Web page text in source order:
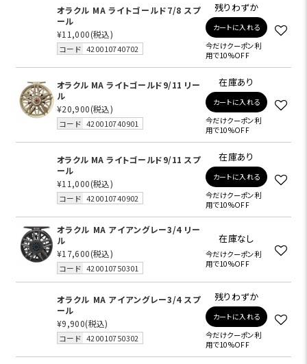
オラクル MA ライトゴールド7/8 スプ
ール
¥11,000(税込)
コード 420010740702
残りわずか
カートに入れる
今だけクーポン利
用で10%OFF
オラクル MA ライトゴールド9/11 リー
ル
¥20,900(税込)
コード 420010740901
在庫あり
カートに入れる
今だけクーポン利
用で10%OFF
オラクル MA ライトゴールド9/11 スプ
ール
¥11,000(税込)
コード 420010740902
在庫あり
カートに入れる
今だけクーポン利
用で10%OFF
オラクル MA アイアングレー3/4 リー
ル
¥17,600(税込)
コード 420010750301
在庫なし
今だけクーポン利
用で10%OFF
オラクル MA アイアングレー3/4 スプ
ール
¥9,900(税込)
コード 420010750302
残りわずか
カートに入れる
今だけクーポン利
用で10%OFF